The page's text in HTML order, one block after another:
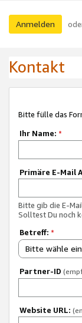
Anmelden
Kontakt
Bitte fülle das
Ihr Name: *
Primäre E-Mail
Bitte gib die E-
Solltest Du noch
Betreff: *
Bitte wähle
Partner-ID
Website URL: